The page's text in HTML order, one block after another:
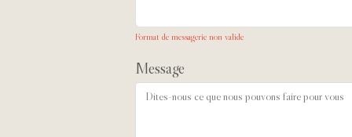
Format de messagerie non valide
Message